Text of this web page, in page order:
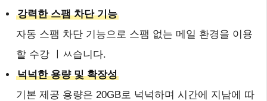
강력한 스팸 차단 기능
자동 스팸 차단 기능으로 스팸 없는 메일 환경을 이용
할 수강 ㅣㅆ습니다.
넉넉한 용량 및 확장성
기본 제공 용량은 20GB로 넉넉하며 시간에 지남에 따